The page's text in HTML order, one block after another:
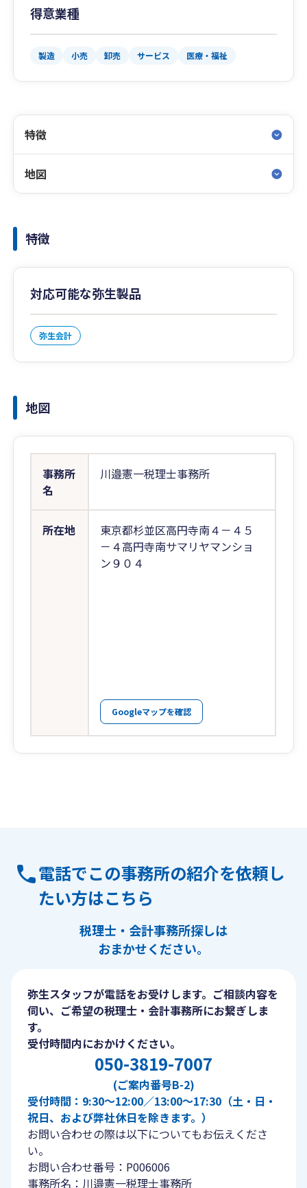
得意業種
製造 小売 卸売 サービス 医療・福祉
特徴
地図
特徴
対応可能な弥生製品
弥生会計
地図
事務所
名
川邉憲一税理士事務所
所在地
東京都杉並区高円寺南４－４５
－４高円寺南サマリヤマンショ
ン９０４
Googleマップを確認
電話でこの事務所の紹介を依頼し
たい方はこちら
税理士・会計事務所探しは
おまかせください。
弥生スタッフが電話をお受けします。ご相談内容を
伺い、ご希望の税理士・会計事務所にお繋ぎしま
す。
受付時間内におかけください。
050-3819-7007
(ご案内番号B-2)
受付時間：9:30〜12:00／13:00〜17:30（土・日・
祝日、および弊社休日を除きます。）
お問い合わせの際は以下についてもお伝えくださ
い。
お問い合わせ番号：P006006
事務所名：川邉憲一税理士事務所